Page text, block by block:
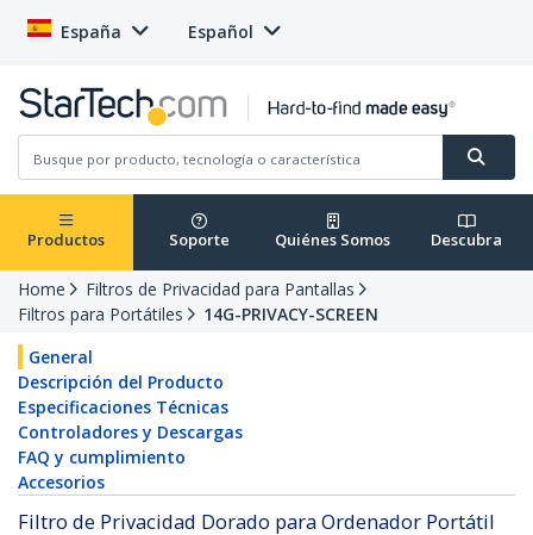
España Español
Productos Soporte Quiénes Somos Descubra
Home
Filtros de Privacidad para Pantallas
Filtros para Portátiles
14G-PRIVACY-SCREEN
General
Descripción del Producto
Especificaciones Técnicas
Controladores y Descargas
FAQ y cumplimiento
Accesorios
Filtro de Privacidad Dorado para Ordenador Portátil